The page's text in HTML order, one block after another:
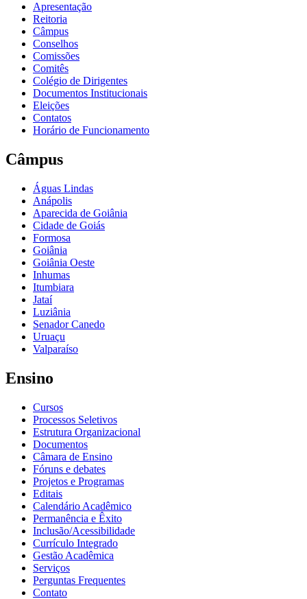
Apresentação
Reitoria
Câmpus
Conselhos
Comissões
Comitês
Colégio de Dirigentes
Documentos Institucionais
Eleições
Contatos
Horário de Funcionamento
Câmpus
Águas Lindas
Anápolis
Aparecida de Goiânia
Cidade de Goiás
Formosa
Goiânia
Goiânia Oeste
Inhumas
Itumbiara
Jataí
Luziânia
Senador Canedo
Uruaçu
Valparaíso
Ensino
Cursos
Processos Seletivos
Estrutura Organizacional
Documentos
Câmara de Ensino
Fóruns e debates
Projetos e Programas
Editais
Calendário Acadêmico
Permanência e Êxito
Inclusão/Acessibilidade
Currículo Integrado
Gestão Acadêmica
Serviços
Perguntas Frequentes
Contato